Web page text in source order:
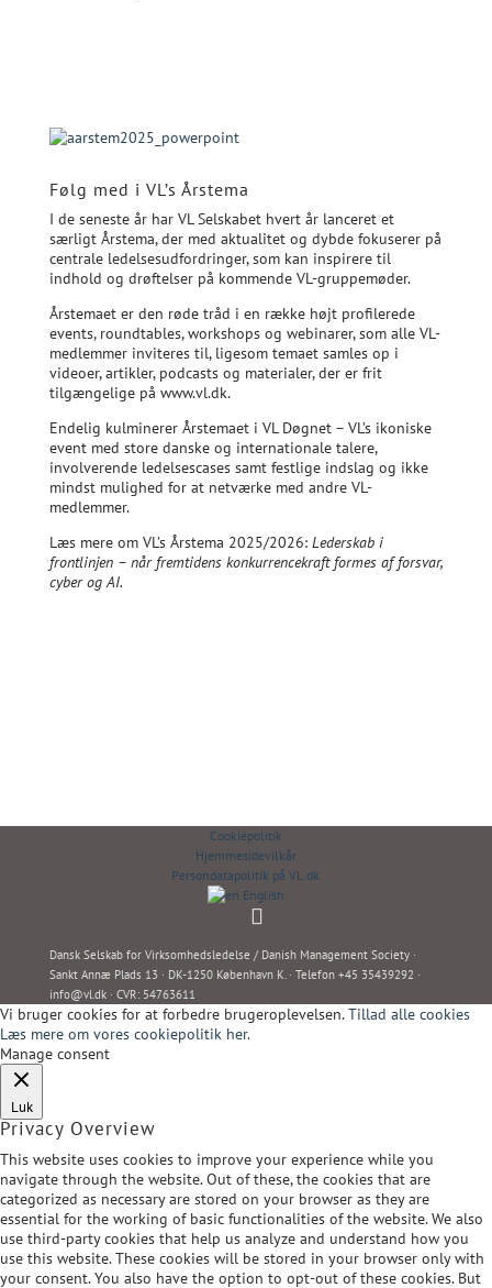
Følg med i VL’s Årstema
I de seneste år har VL Selskabet hvert år lanceret et
særligt Årstema, der med aktualitet og dybde fokuserer på
centrale ledelsesudfordringer, som kan inspirere til
indhold og drøftelser på kommende VL-gruppemøder.
Årstemaet er den røde tråd i en række højt profilerede
events, roundtables, workshops og webinarer, som alle VL-
medlemmer inviteres til, ligesom temaet samles op i
videoer, artikler, podcasts og materialer, der er frit
tilgængelige på www.vl.dk.
Endelig kulminerer Årstemaet i VL Døgnet – VL’s ikoniske
event med store danske og internationale talere,
involverende ledelsescases samt festlige indslag og ikke
mindst mulighed for at netværke med andre VL-
medlemmer.
Læs mere om VL’s Årstema 2025/2026: Lederskab i
frontlinjen – når fremtidens konkurrencekraft formes af forsvar,
cyber og AI.
Cookiepolitik
Hjemmesidevilkår
Persondatapolitik på VL.dk
English
Dansk Selskab for Virksomhedsledelse / Danish Management Society ·
Sankt Annæ Plads 13 · DK-1250 København K. · Telefon +45 35439292 ·
info@vl.dk· CVR: 54763611
Vi bruger cookies for at forbedre brugeroplevelsen.Tillad alle cookies
Læs mere om vores cookiepolitik her.
Manage consent
Luk
Privacy Overview
This website uses cookies to improve your experience while you
navigate through the website. Out of these, the cookies that are
categorized as necessary are stored on your browser as they are
essential for the working of basic functionalities of the website. We also
use third-party cookies that help us analyze and understand how you
use this website. These cookies will be stored in your browser only with
your consent. You also have the option to opt-out of these cookies. But